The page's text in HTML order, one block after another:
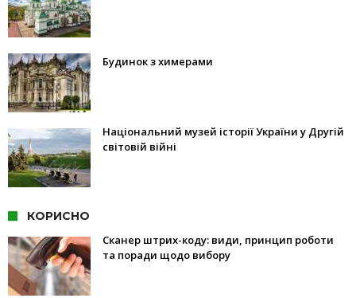
Будинок з химерами
Національний музей історії України у Другій
світовій війні
КОРИСНО
Сканер штрих-коду: види, принцип роботи
та поради щодо вибору